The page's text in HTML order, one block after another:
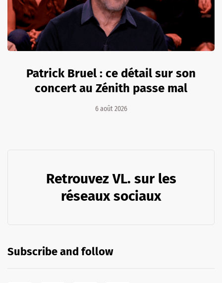
Patrick Bruel : ce détail sur son
concert au Zénith passe mal
6 août 2026
Retrouvez VL. sur les
réseaux sociaux
Subscribe and follow